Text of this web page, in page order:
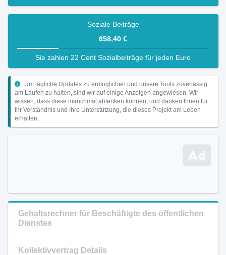
Soziale Beiträge
658,40 €
Sie zahlen 22 Cent Sozialbeiträge für jeden Euro
Um tägliche Updates zu ermöglichen und unsere Tools zuverlässig
am Laufen zu halten, sind wir auf einige Anzeigen angewiesen. Wir
wissen, dass diese manchmal ablenken können, und danken Ihnen für
Ihr Verständnis und Ihre Unterstützung, die dieses Projekt am Leben
erhalten.
Gehaltsrechner für Beschäftigte des öffentlichen
Dienstes
Kollektivvertrag Details